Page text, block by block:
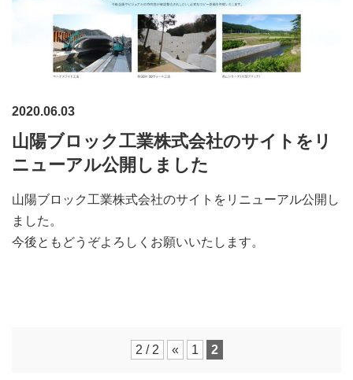
2020.06.03
山陽ブロック工業株式会社のサイトをリ
ニューアル公開しました
山陽ブロック工業株式会社のサイトをリニューアル公開し
ました。
今後ともどうぞよろしくお願いいたします。
2 / 2 « 1 2